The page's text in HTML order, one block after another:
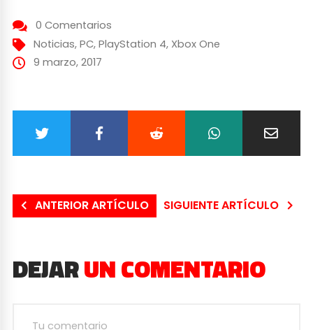
0 Comentarios
Noticias, PC, PlayStation 4, Xbox One
9 marzo, 2017
ANTERIOR ARTÍCULO SIGUIENTE ARTÍCULO
DEJARUN COMENTARIO